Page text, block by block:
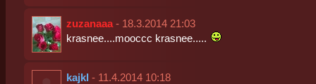
zuzanaaa- 18.3.2014 21:03
krasnee....mooccc krasnee.....
kajkl - 11.4.2014 10:18